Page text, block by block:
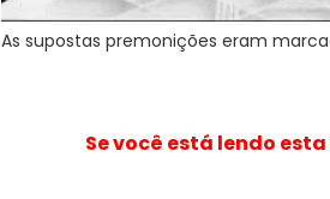
As supostas premonições eram
Se você está lendo